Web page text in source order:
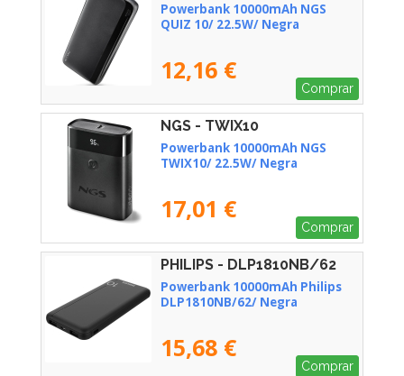
Powerbank 10000mAh NGS
QUIZ 10/ 22.5W/ Negra
12,16 €
Comprar
NGS - TWIX10
Powerbank 10000mAh NGS
TWIX10/ 22.5W/ Negra
17,01 €
Comprar
PHILIPS - DLP1810NB/62
Powerbank 10000mAh Philips
DLP1810NB/62/ Negra
15,68 €
Comprar